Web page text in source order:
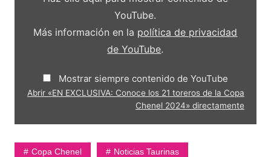
Chenel
YouTube.
Más información en la política de privacidad
de YouTube.
Mostrar siempre contenido de YouTube
Abrir «EN EXCLUSIVA: Conoce los 21 toreros de la Copa
Chenel 2024» directamente
Copa Chenel Noticias Taurinas